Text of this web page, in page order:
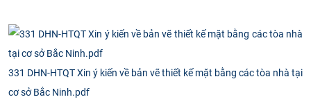
KHOA HỌC CÔNG NGHỆ
HTQT
CỰU NGƯỜI HỌC
331 DHN-HTQT Xin ý kiến về bản vẽ thiết kế mặt bằng các tòa nhà tại
cơ sở Bắc Ninh.pdf​